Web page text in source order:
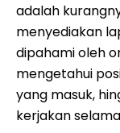
adalah
menyediakan
dipahami oleh
mengetahui
yang masuk,
kerjakan